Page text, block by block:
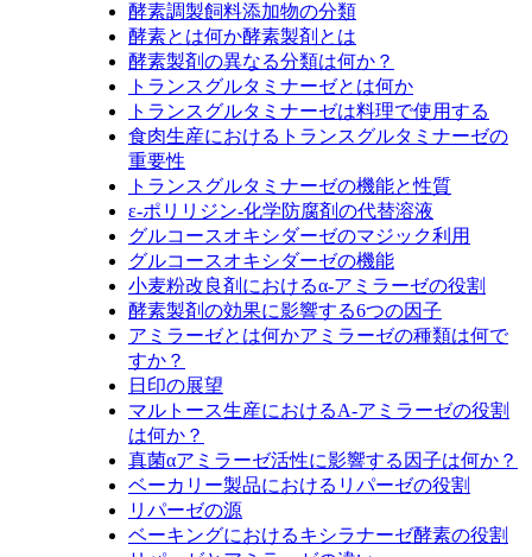
酵素調製飼料添加物の分類
酵素とは何か酵素製剤とは
酵素製剤の異なる分類は何か？
トランスグルタミナーゼとは何か
トランスグルタミナーゼは料理で使用する
食肉生産におけるトランスグルタミナーゼの
重要性
トランスグルタミナーゼの機能と性質
ε‐ポリリジン‐化学防腐剤の代替溶液
グルコースオキシダーゼのマジック利用
グルコースオキシダーゼの機能
小麦粉改良剤におけるα‐アミラーゼの役割
酵素製剤の効果に影響する6つの因子
アミラーゼとは何かアミラーゼの種類は何で
すか？
日印の展望
マルトース生産におけるA‐アミラーゼの役割
は何か？
真菌αアミラーゼ活性に影響する因子は何か？
ベーカリー製品におけるリパーゼの役割
リパーゼの源
ベーキングにおけるキシラナーゼ酵素の役割